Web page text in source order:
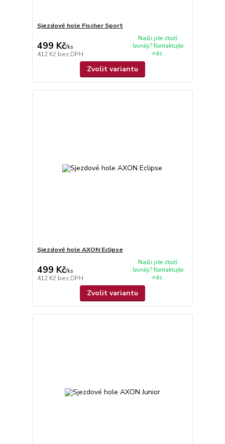
Sjezdové hole Fischer Sport
499 Kč/ks
412 Kč bez DPH
Našli jste zboží
levněji? Kontaktujte
nás.
Zvolit variantu
Sjezdové hole AXON Eclipse
499 Kč/ks
412 Kč bez DPH
Našli jste zboží
levněji? Kontaktujte
nás.
Zvolit variantu